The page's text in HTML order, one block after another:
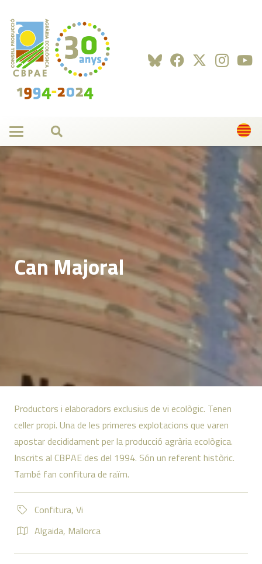
Can Majoral
Productors i elaboradors exclusius de vi ecològic. Tenen
celler propi. Una de les primeres explotacions que varen
apostar decididament per la producció agrària ecològica.
Inscrits al CBPAE des del 1994. Són un referent històric.
També fan confitura de raïm.
Confitura,Vi
Algaida, Mallorca